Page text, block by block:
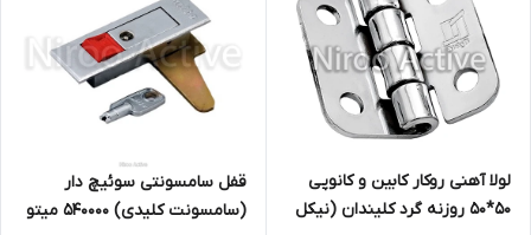
لولا آهنی روکار کابین و کانوپی
۵۰*۵۰ روزنه گرد کلیندان (نیکل
قفل سامسونتی سوئیچ دار
(سامسونت کلیدی) 540000 میتو